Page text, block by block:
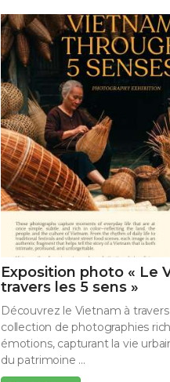
Exposition photo « Le
travers les 5 sens »
Découvrez le Vietnam à
collection de photographies
émotions, capturant la vie
du patrimoine ...